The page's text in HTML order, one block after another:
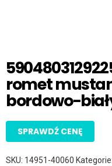
romet
bordowo-
SPRAWDŹ CENĘ
SKU: 14951-40060 Kategorie: